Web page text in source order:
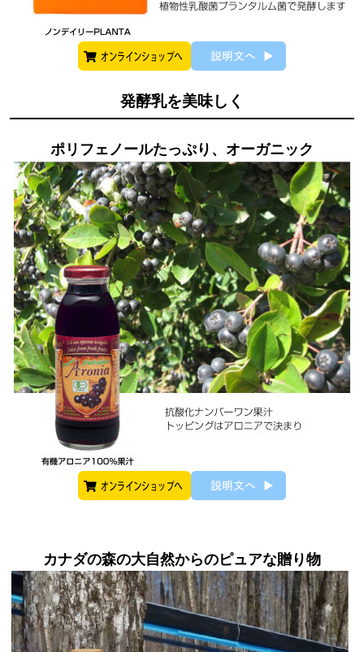
発酵乳を美味しく
ポリフェノールたっぷり、オーガニック
カナダの森の大自然からのピュアな贈り物